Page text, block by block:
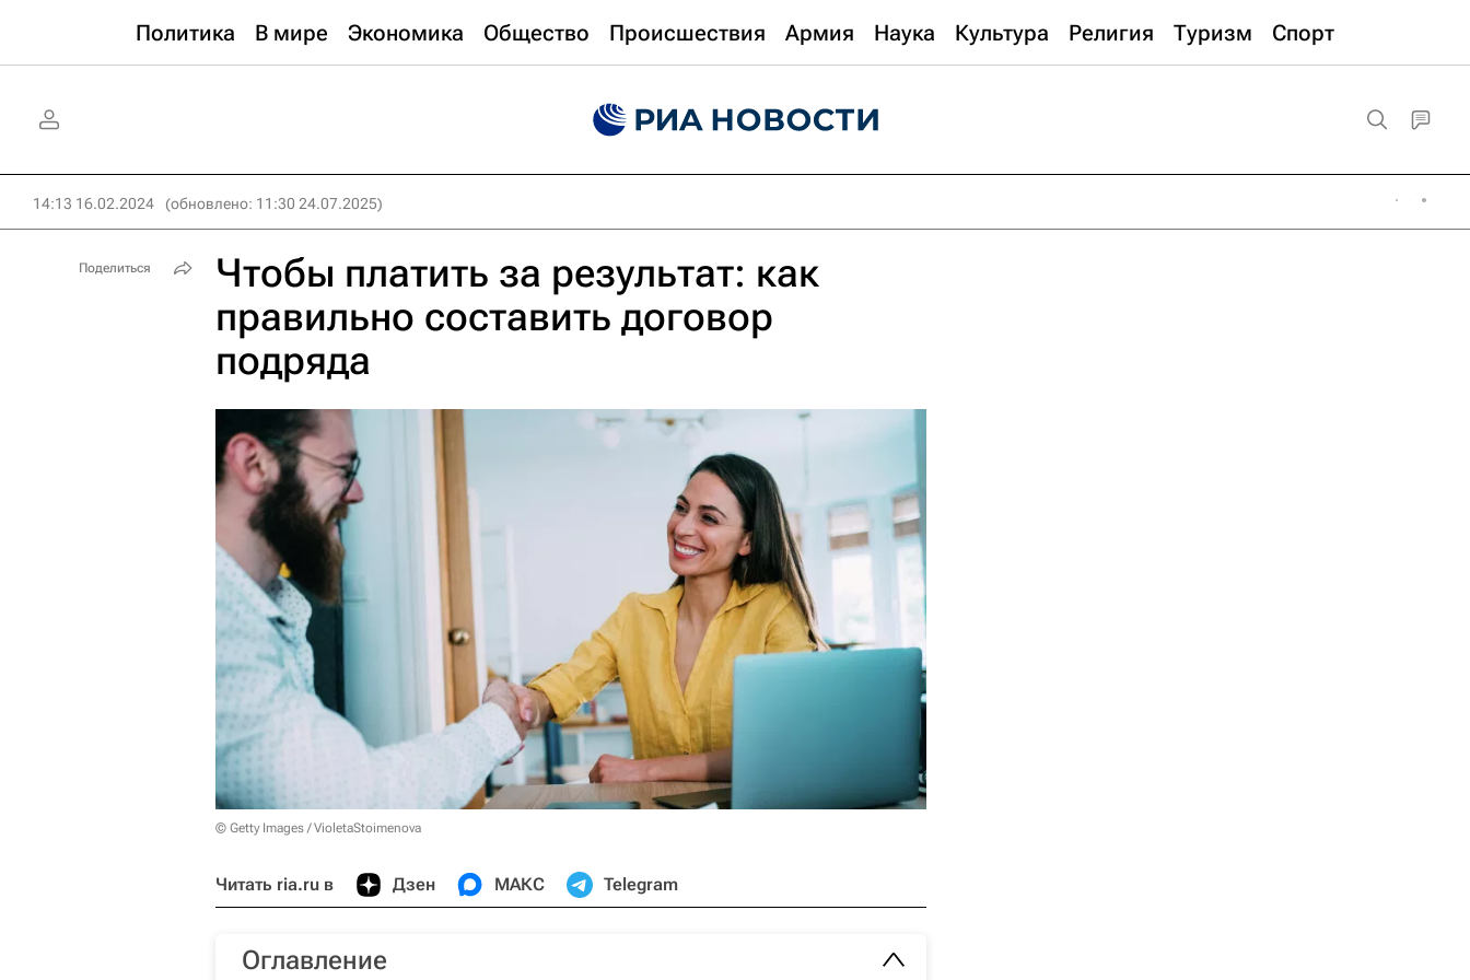
Политика В мире Экономика Общество Происшествия Армия Наука Культура Религия Туризм Спорт
14:13 16.02.2024 (обновлено: 11:30 24.07.2025)
Чтобы платить за результат: как
правильно составить договор
подряда
© Getty Images / VioletaStoimenova
Читать ria.ru в Дзен МАКС Telegram
Оглавление
Поделиться